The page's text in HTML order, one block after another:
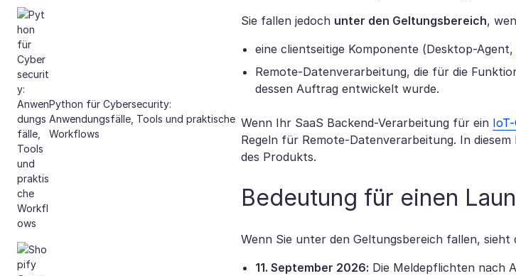
Python für Cybersecurity:
Anwendungsfälle, Tools und praktische
Workflows
Sie fallen jedoch unter den Geltungsbereich,
eine clientseitige Komponente (Desktop-Agent,
Remote-Datenverarbeitung, die für die
dessen Auftrag entwickelt wurde.
Wenn Ihr SaaS Backend-Verarbeitung für ein
Regeln für Remote-Datenverarbeitung. In
des Produkts.
Bedeutung für einen
Wenn Sie unter den Geltungsbereich fallen,
11. September 2026: Die Meldepflichten nach